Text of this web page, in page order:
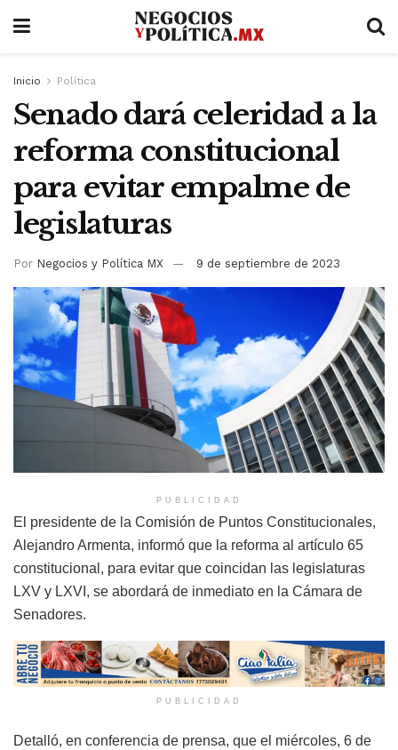
Inicio Política
Senado dará celeridad a la
reforma constitucional
para evitar empalme de
legislaturas
Por Negocios y Política MX 9 de septiembre de 2023
PUBLICIDAD
El presidente de la Comisión de Puntos Constitucionales,
Alejandro Armenta, informó que la reforma al artículo 65
constitucional, para evitar que coincidan las legislaturas
LXV y LXVI, se abordará de inmediato en la Cámara de
Senadores.
PUBLICIDAD
Detalló, en conferencia de prensa, que el miércoles, 6 de